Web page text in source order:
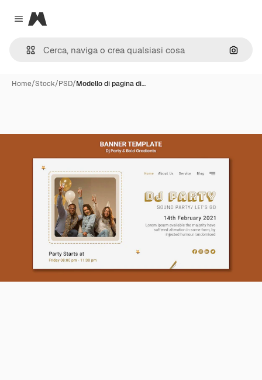
Close menu
Magnific
Cerca
Home/Stock/PSD/Modello di pagina di…